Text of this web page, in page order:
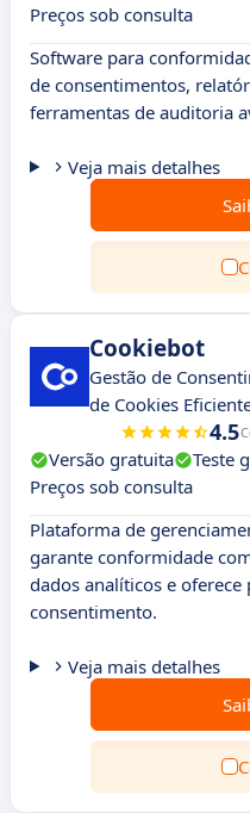
Preços sob consulta
Software para
de consentimentos,
ferramentas de auditoria
Veja mais detalhes
Cookiebot
Gestão de
de Cookies
4.5
Versão gratuita Teste
Preços sob consulta
Plataforma de
garante conformidade
dados analíticos e oferece
consentimento.
Veja mais detalhes